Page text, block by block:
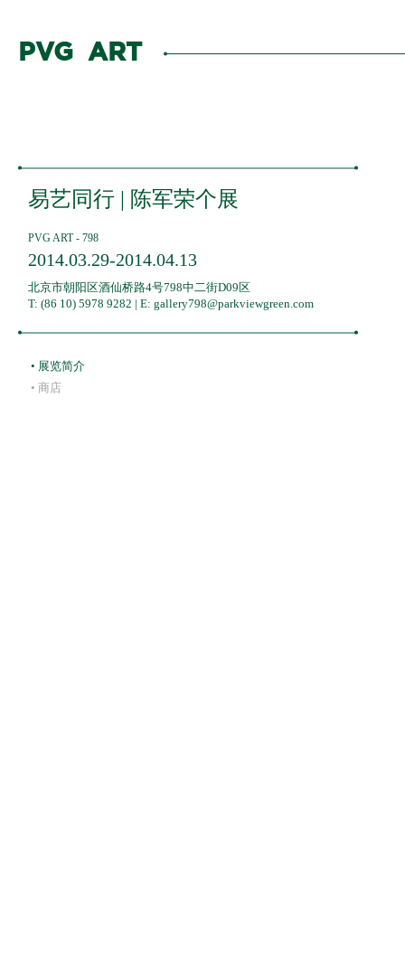
PVG ART
EXHIBITIONS ·展览
全部
展览回顾
展览预告
ARTISTS ·艺术家
NEWS ·新闻
易艺同行 | 陈军荣个展
PVG ART - 798
2014.03.29-2014.04.13
北京市朝阳区酒仙桥路4号798中二街D09区
T: (86 10) 5978 9282 | E: gallery798@parkviewgreen.com
• 展览简介
• 商店